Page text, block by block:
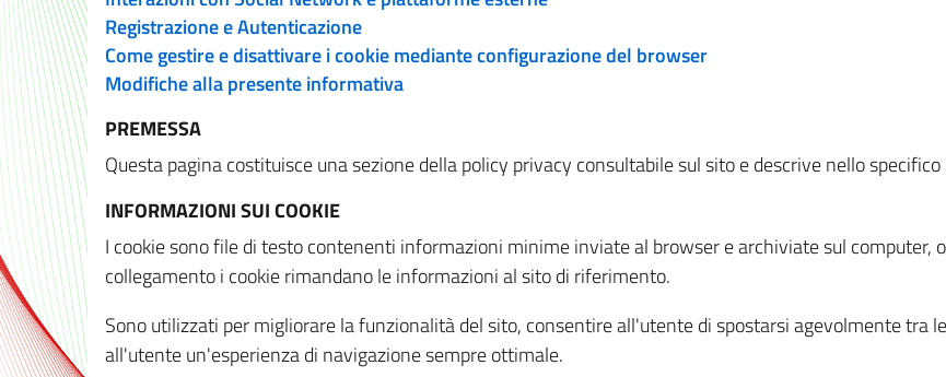
Registrazione e Autenticazione
Come gestire e disattivare i cookie mediante configurazione del browser
Modifiche alla presente informativa
PREMESSA
Questa pagina costituisce una sezione della policy privacy consultabile sul sito e descrive nello
INFORMAZIONI SUI COOKIE
I cookie sono file di testo contenenti informazioni minime inviate al browser e archiviate sul computer,
collegamento i cookie rimandano le informazioni al sito di riferimento.
Sono utilizzati per migliorare la funzionalità del sito, consentire all'utente di spostarsi agevolmente tra
all'utente un'esperienza di navigazione sempre ottimale.